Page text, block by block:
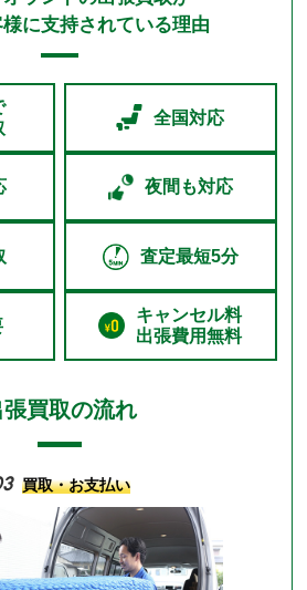
に支持されている理由
全国対応
夜間も対応
査定最短5分
キャンセル料
出張費用無料
張買取の流れ
買取・お支払い